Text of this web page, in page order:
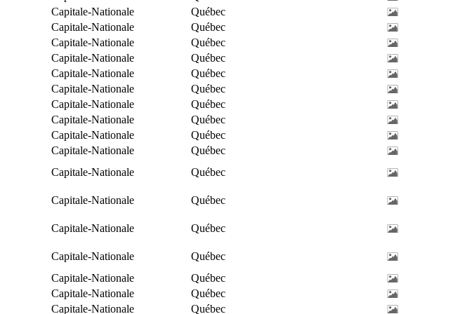
Capitale-Nationale
Québec
Capitale-Nationale
Québec
Capitale-Nationale
Québec
Capitale-Nationale
Québec
Capitale-Nationale
Québec
Capitale-Nationale
Québec
Capitale-Nationale
Québec
Capitale-Nationale
Québec
Capitale-Nationale
Québec
Capitale-Nationale
Québec
Capitale-Nationale
Québec
Capitale-Nationale
Québec
Capitale-Nationale
Québec
Capitale-Nationale
Québec
Capitale-Nationale
Québec
Capitale-Nationale
Québec
Capitale-Nationale Québec